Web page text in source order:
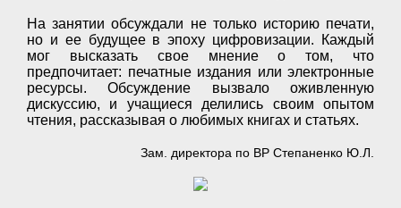
На занятии обсуждали не только историю печати,
но и ее будущее в эпоху цифровизации. Каждый
мог высказать свое мнение о том, что
предпочитает: печатные издания или электронные
ресурсы. Обсуждение вызвало оживленную
дискуссию, и учащиеся делились своим опытом
чтения, рассказывая о любимых книгах и статьях.
Зам. директора по ВР Степаненко Ю.Л.